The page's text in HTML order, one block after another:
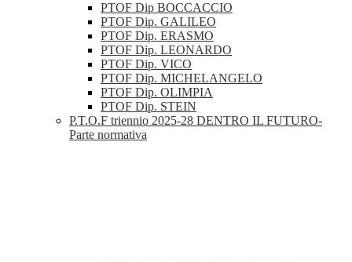
PTOF Dip BOCCACCIO
PTOF Dip. GALILEO
PTOF Dip. ERASMO
PTOF Dip. LEONARDO
PTOF Dip. VICO
PTOF Dip. MICHELANGELO
PTOF Dip. OLIMPIA
PTOF Dip. STEIN
P.T.O.F triennio 2025-28 DENTRO IL FUTURO-
Parte normativa